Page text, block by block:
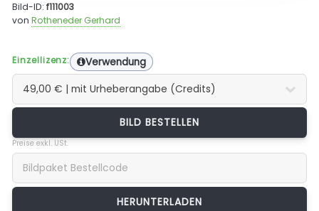
Bild-ID:f111003
vonRotheneder Gerhard
Einzellizenz: Verwendung
BILD BESTELLEN
Preise exkl. USt.